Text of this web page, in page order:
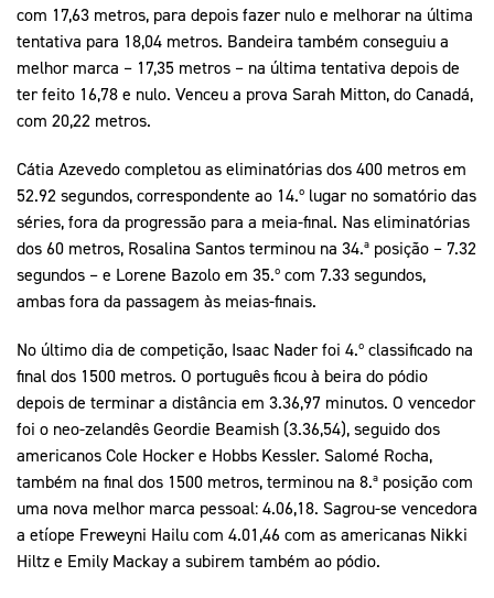
com 17,63 metros, para depois fazer nulo e melhorar na última
tentativa para 18,04 metros. Bandeira também conseguiu a
melhor marca – 17,35 metros – na última tentativa depois de
ter feito 16,78 e nulo. Venceu a prova Sarah Mitton, do Canadá,
com 20,22 metros.
Cátia Azevedo completou as eliminatórias dos 400 metros em
52.92 segundos, correspondente ao 14.º lugar no somatório das
séries, fora da progressão para a meia-final. Nas eliminatórias
dos 60 metros, Rosalina Santos terminou na 34.ª posição – 7.32
segundos – e Lorene Bazolo em 35.º com 7.33 segundos,
ambas fora da passagem às meias-finais.
No último dia de competição, Isaac Nader foi 4.º classificado na
final dos 1500 metros. O português ficou à beira do pódio
depois de terminar a distância em 3.36,97 minutos. O vencedor
foi o neo-zelandês Geordie Beamish (3.36,54), seguido dos
americanos Cole Hocker e Hobbs Kessler. Salomé Rocha,
também na final dos 1500 metros, terminou na 8.ª posição com
uma nova melhor marca pessoal: 4.06,18. Sagrou-se vencedora
a etíope Freweyni Hailu com 4.01,46 com as americanas Nikki
Hiltz e Emily Mackay a subirem também ao pódio.